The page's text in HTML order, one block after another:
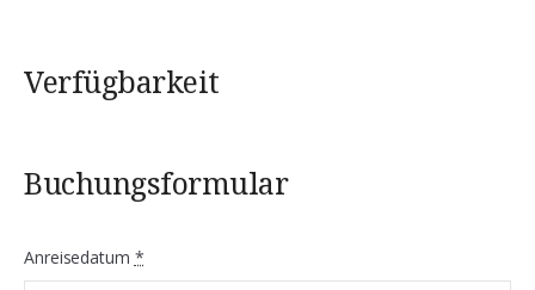
Verfügbarkeit
Buchungsformular
Anreisedatum *